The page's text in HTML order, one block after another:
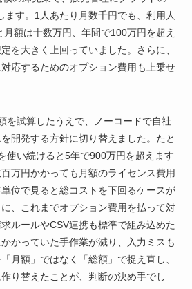
ます。1人あたり月数千円でも、利用人
額は十数万円、年間で100万円を超え
を大きく上回っていました。さらに、
応するためのオプション費用も上乗せ
を試算したうえで、ノーコードで自社
開発する方針に切り替えました。たと
使い続けると5年で900万円を超えます
万円かかっても月額のライセンス費用
位で見ると総コストを下回るケースが
、これまでオプション費用を払って対
ルールやCSV連携も標準で組み込めた
かっていた手作業が減り、入力ミスも
月額」ではなく「総額」で捉え直し、
り替えたことが、判断の決め手でし